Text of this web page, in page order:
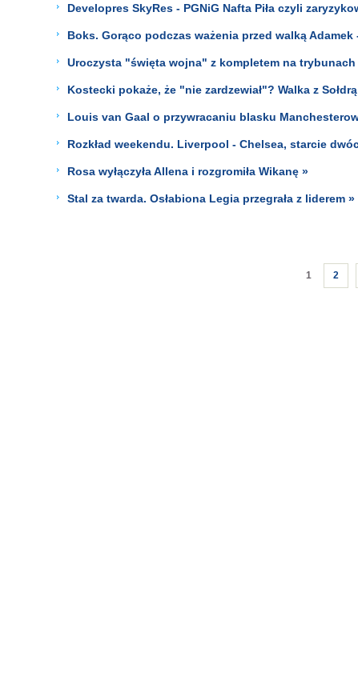
Developres SkyRes - PGNiG Nafta Piła czyli
Boks. Gorąco podczas ważenia przed walką Adamek
Uroczysta "święta wojna" z kompletem na trybunach
Kostecki pokaże, że "nie zardzewiał"? Walka z
Louis van Gaal o przywracaniu blasku
Rozkład weekendu. Liverpool - Chelsea, starcie
Rosa wyłączyła Allena i rozgromiła Wikanę »
Stal za twarda. Osłabiona Legia przegrała z liderem »
1 2